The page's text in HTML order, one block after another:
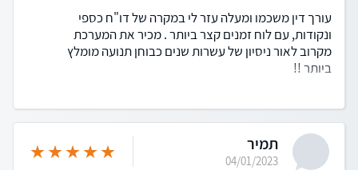
עורך דין משכמו ומעלה עזר לי במקרה של דו"ח כספי
ונקודות, עם לוח זמנים קצר ביותר . מכיר את המערכת
מקרוב לאור ניסיון של עשרות שנים כבוחן תנועה מומלץ
ביותר !!
תמיר
04/01/2023